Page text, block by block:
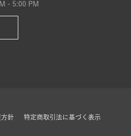
- 5:00 PM
針 特定商取引法に基づく表示